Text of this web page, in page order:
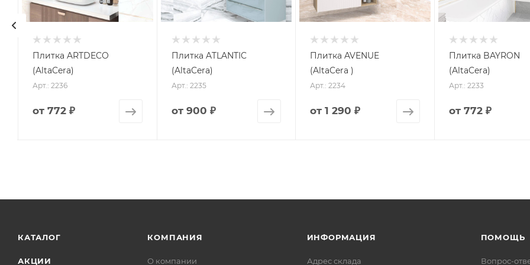
Плитка ARTDECO
(AltaCera)
Арт.: 2236
от 772 ₽
Плитка ATLANTIC
(AltaCera)
Арт.: 2235
от 900 ₽
Плитка AVENUE
(AltaCera )
Арт.: 2234
от1 290 ₽
Плитка BAYRON
(AltaCera)
Арт.: 2233
от 772 ₽
КАТАЛОГ
АКЦИИ
КОМПАНИЯ
О компании
ИНФОРМАЦИЯ
Адрес склада
ПОМОЩЬ
Вопрос-